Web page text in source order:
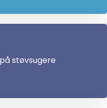
støvsugere